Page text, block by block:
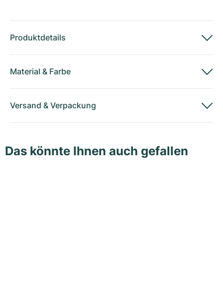
Produktdetails
Material & Farbe
Versand & Verpackung
Das könnte Ihnen auch gefallen